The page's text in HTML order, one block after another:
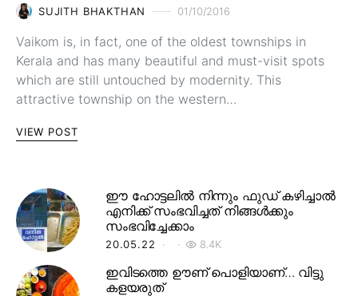
SUJITH BHAKTHAN 01/10/2016
Vaikom is, in fact, one of the oldest townships in
Kerala and has many beautiful and must-visit spots
which are still untouched by modernity. This
attractive township on the western…
VIEW POST
ഈ ഹോട്ടലിൽ നിന്നും ഫുഡ് കഴിച്ചാൽ
എനിക്ക് സംഭവിച്ചത് നിങ്ങൾക്കും
സംഭവിച്ചേക്കാം
20.05.22 8.4K
ഇവിടത്തെ ഊണ് പൊളിയാണ്… വിട്ടു
കളയരുത്